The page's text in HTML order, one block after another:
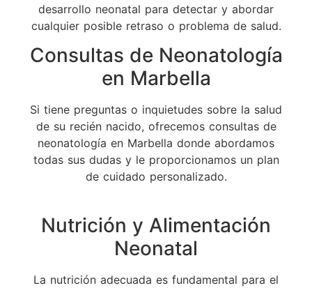
desarrollo neonatal para detectar y abordar
cualquier posible retraso o problema de salud.
Consultas de Neonatología
en Marbella
Si tiene preguntas o inquietudes sobre la salud
de su recién nacido, ofrecemos consultas de
neonatología en Marbella donde abordamos
todas sus dudas y le proporcionamos un plan
de cuidado personalizado.
Nutrición y Alimentación
Neonatal
La nutrición adecuada es fundamental para el